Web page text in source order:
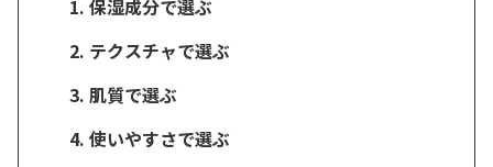
保湿成分で選ぶ
テクスチャで選ぶ
肌質で選ぶ
使いやすさで選ぶ